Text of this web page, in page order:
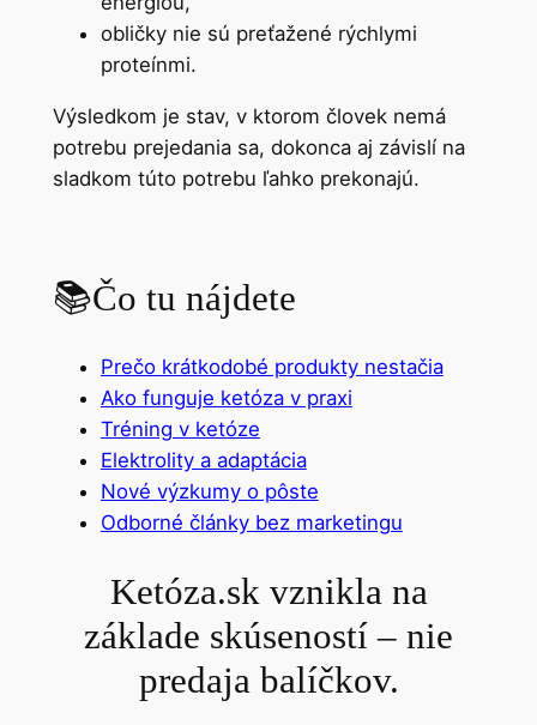
obličky nie sú preťažené rýchlymi
proteínmi.
Výsledkom je stav, v ktorom človek nemá
potrebu prejedania sa, dokonca aj závislí na
sladkom túto potrebu ľahko prekonajú.
📚Čo tu nájdete
Prečo krátkodobé produkty nestačia
Ako funguje ketóza v praxi
Tréning v ketóze
Elektrolity a adaptácia
Nové výzkumy o pôste
Odborné články bez marketingu
Ketóza.sk vznikla na
základe skúseností – nie
predaja balíčkov.